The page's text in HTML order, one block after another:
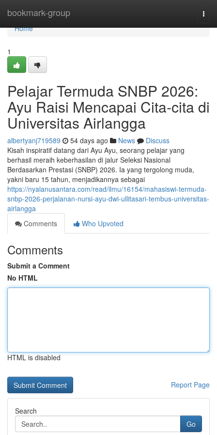
bookmark-group
Home
Home
1
Pelajar Termuda SNBP 2026:
Ayu Raisi Mencapai Cita-cita di
Universitas Airlangga
albertyanj719589 54 days ago News
Discuss
Kisah inspiratif datang dari Ayu Ayu, seorang pelajar yang
berhasil meraih keberhasilan di jalur Seleksi Nasional
Berdasarkan Prestasi (SNBP) 2026. Ia yang tergolong muda,
yakni baru 15 tahun, menjadikannya sebagai
https://nyalanusantara.com/read/ilmu/16154/mahasiswi-termuda-
snbp-2026-perjalanan-nursi-ayu-dwi-ullitasari-tembus-universitas-
airlangga
Comments
Who Upvoted
Comments
Submit a Comment
No HTML
HTML is disabled
Report Page
Search
Go